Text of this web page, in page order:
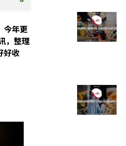
今年更
，整理
好收